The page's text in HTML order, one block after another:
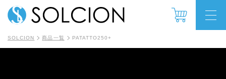
SOLCION 商品一覧 PATATTO250+